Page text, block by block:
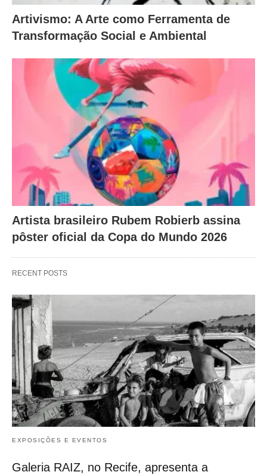
Artivismo: A Arte como Ferramenta de
Transformação Social e Ambiental
Artista brasileiro Rubem Robierb assina
pôster oficial da Copa do Mundo 2026
RECENT POSTS
EXPOSIÇÕES E EVENTOS
Galeria RAIZ, no Recife, apresenta a